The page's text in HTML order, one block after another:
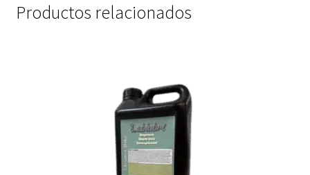
Productos relacionados